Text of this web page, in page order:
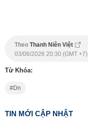
Theo Thanh Niên Việt
03/06/2026 20:30 (GMT +7)
Từ Khóa:
Dn
TIN MỚI CẬP NHẬT